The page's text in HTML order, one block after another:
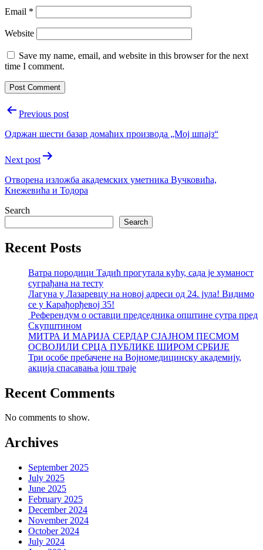
Email *
Website
Save my name, email, and website in this browser for the next
time I comment.
PostPrevious post
Одржан шести базар домаћих производа „Мој шпајз“
Next post
Отворена изложба академских уметника Вучковића,
Кнежевића и Тодора
Search
Search
Recent Posts
Ватра породици Тадић прогутала кућу, сада је хуманост
суграђана на тесту
Лагуна у Лазаревцу на новој адреси од 24. јула! Видимо
се у Карађорђевој 35!
Референдум о оставци председника општине сутра пред
Скупштином
МИТРА И МАРИЈА СЕРДАР СЈАЈНОМ ПЕСМОМ
ОСВОЈИЛИ СРЦА ПУБЛИКЕ ШИРОМ СРБИЈЕ
Три особе пребачене на Војномедицинску академију,
акција спасавања још траје
Recent Comments
No comments to show.
Archives
September 2025
July 2025
June 2025
February 2025
December 2024
November 2024
October 2024
July 2024